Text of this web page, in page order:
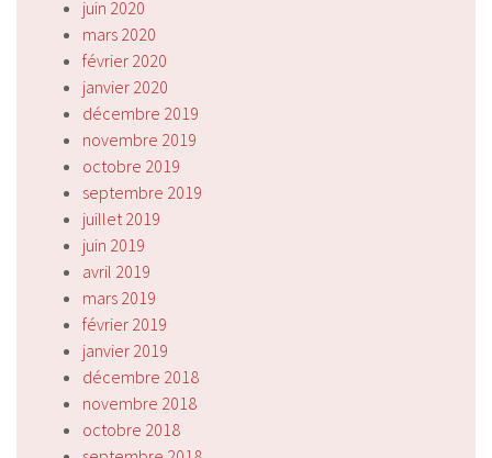
juin 2020
mars 2020
février 2020
janvier 2020
décembre 2019
novembre 2019
octobre 2019
septembre 2019
juillet 2019
juin 2019
avril 2019
mars 2019
février 2019
janvier 2019
décembre 2018
novembre 2018
octobre 2018